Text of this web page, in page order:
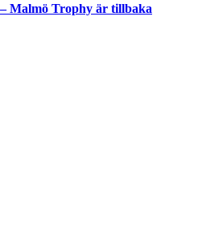
Malmö Trophy är tillbaka